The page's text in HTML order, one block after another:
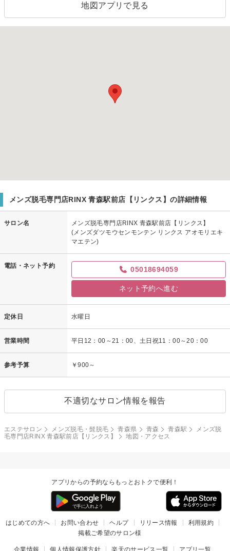
地図アプリで見る
メンズ脱毛専門店RINX 青森駅前店【リンクス】の詳細情報
サロン名
メンズ脱毛専門店RINX 青森駅前店【リンクス】
(メンズダツモウセンモンテン リンクス アオモリエキ
マエテン)
電話・ネット予約 05018694059
ネット予約へ進む
定休日 水曜日
営業時間 平日12：00～21：00、土日祝11：00～20：00
参考予算 ￥900～
不適切なサロン情報を報告
エステサロン メンズ脱毛・髭脱毛 青森県 青森 青森駅
メンズ脱
毛専門店RINX 青森駅前店【リンクス】
地図・アクセス
アプリからの予約ならもっとおトクで便利！
はじめての方へ お問い合わせ ヘルプ リリース情報
利用規約
掲載ご希望のサロン様
企業情報 個人情報保護方針 楽天のサービス一覧 アプリ一覧